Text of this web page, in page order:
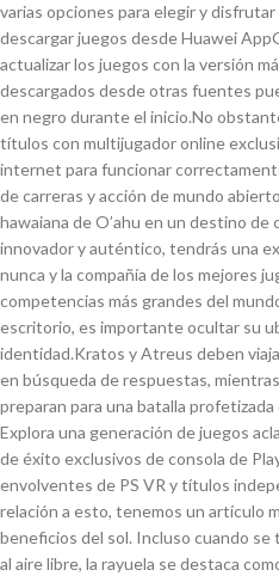
varias opciones para elegir y
descargar juegos desde Huawei
actualizar los juegos con la versión
descargados desde otras fuentes
en negro durante el inicio.No
títulos con multijugador online
internet para funcionar
de carreras y acción de mundo
hawaiana de O’ahu en un destino
innovador y auténtico, tendrás una
nunca y la compañía de los mejores
competencias más grandes del
escritorio, es importante ocultar su
identidad.Kratos y Atreus deben
en búsqueda de respuestas,
preparan para una batalla
Explora una generación de juegos
de éxito exclusivos de consola de
envolventes de PS VR y títulos
relación a esto, tenemos un artículo
beneficios del sol. Incluso cuando
al aire libre, la rayuela se destaca